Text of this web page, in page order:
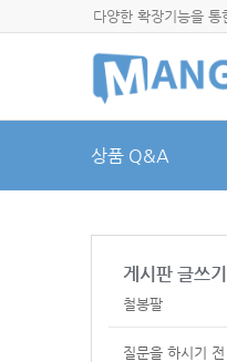
다양한 확장기능을
상품 Q&A
게시판 글쓰
철봉팔
질문을 하시기